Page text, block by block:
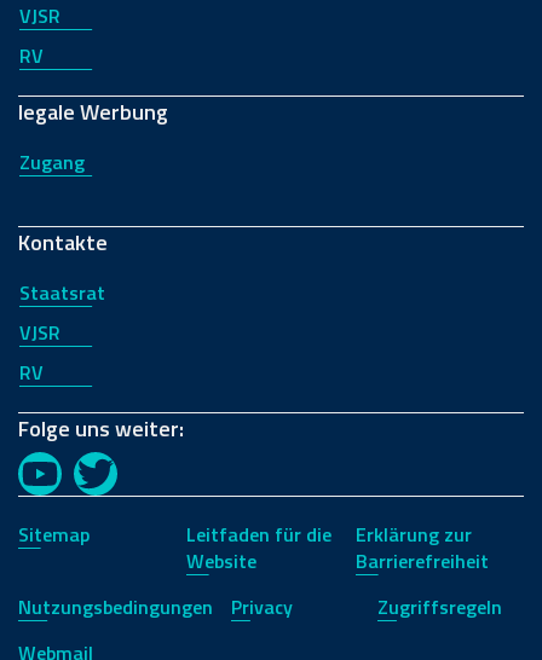
VJSR
RV
legale Werbung
Zugang
Kontakte
Staatsrat
VJSR
RV
Folge uns weiter:
YouTubeTwitter
Sitemap
Leitfaden für die
Website
Erklärung zur
Barrierefreiheit
Nutzungsbedingungen
Privacy
Zugriffsregeln
Webmail